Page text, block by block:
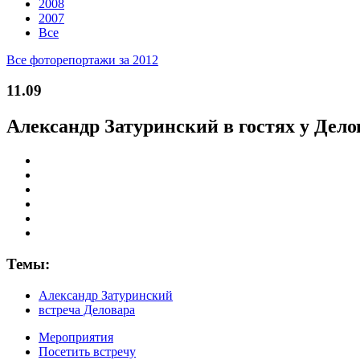
2008
2007
Все
Все фоторепортажи за 2012
11.09
Александр Затуринский в гостях у
Темы:
Александр Затуринский
встреча Деловара
Мероприятия
Посетить встречу